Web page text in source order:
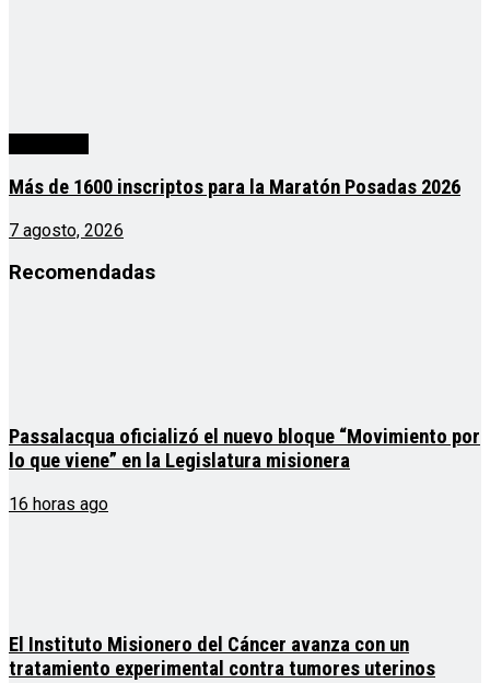
Más de 1600 inscriptos para la Maratón Posadas 2026
7 agosto, 2026
Recomendadas
Passalacqua oficializó el nuevo bloque “Movimiento por
lo que viene” en la Legislatura misionera
16 horas ago
El Instituto Misionero del Cáncer avanza con un
tratamiento experimental contra tumores uterinos